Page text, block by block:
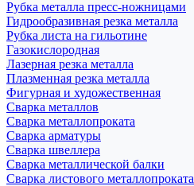
Рубка металла пресс-ножницами
Гидрообразивная резка металла
Рубка листа на гильотине
Газокислородная
Лазерная резка металла
Плазменная резка металла
Фигурная и художественная
Сварка металлов
Сварка металлопроката
Сварка арматуры
Сварка швеллера
Сварка металлической балки
Сварка листового металлопроката